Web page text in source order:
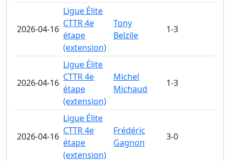
2026-04-16
Ligue Élite
CTTR 4e
étape
(extension)
Tony
Belzile
1-3
2026-04-16
Ligue Élite
CTTR 4e
étape
(extension)
Michel
Michaud
1-3
2026-04-16
Ligue Élite
CTTR 4e
étape
(extension)
Frédéric
Gagnon
3-0